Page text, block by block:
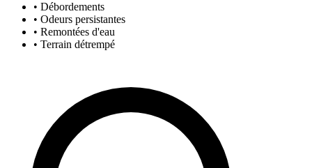
• Débordements
• Odeurs persistantes
• Remontées d'eau
• Terrain détrempé